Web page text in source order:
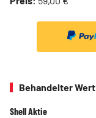
Behandelter Wert
Shell Aktie